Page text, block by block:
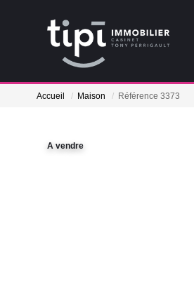
Accueil Maison Référence 3373
A vendre